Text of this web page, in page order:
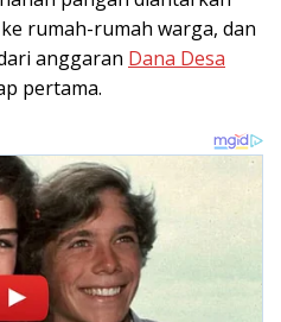
rumah-rumah warga, dan
anggaran Dana Desa
pertama.